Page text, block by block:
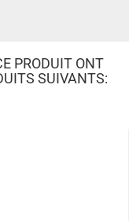
PRODUIT ONT
SUIVANTS: